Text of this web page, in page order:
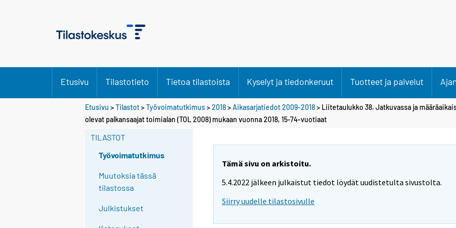
Etusivu Tilastotieto Tietoa tilastoista Kyselyt ja tiedonkeruut Tuotteet ja palvelut
Etusivu >Tilastot>Työvoimatutkimus>2018>Aikasarjatiedot 2009-2018> Liitetaulukko 38. Jatkuvassa ja
olevat palkansaajat toimialan (TOL 2008) mukaan vuonna 2018, 15-74-vuotiaat
TILASTOT
Työvoimatutkimus
Muutoksia tässä
tilastossa
Julkistukset
Tämä sivu on arkistoitu.
5.4.2022 jälkeen julkaistut tiedot löydät uudistetulta sivustolta.
Siirry uudelle tilastosivulle